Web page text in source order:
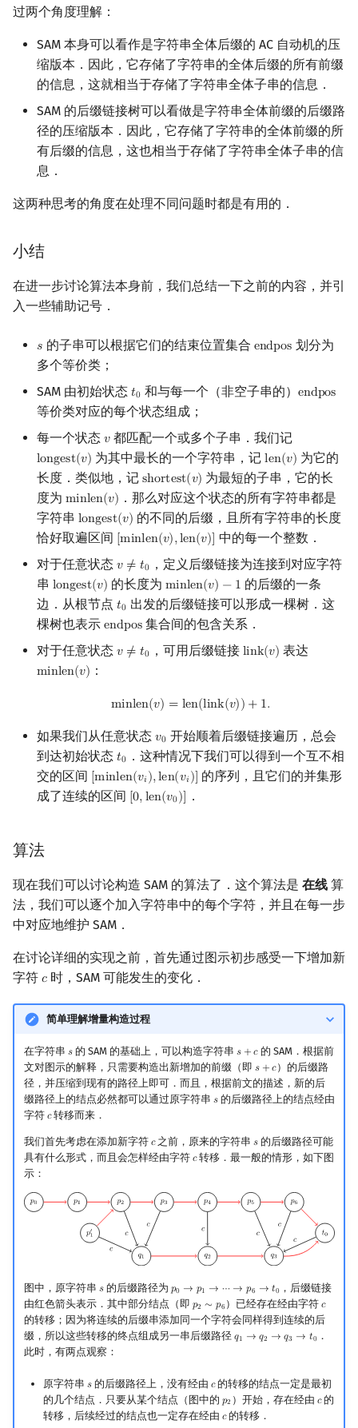
过两个角度理解：
SAM 本身可以看作是字符串全体后缀的 AC 自动机的压
缩版本．因此，它存储了字符串的全体后缀的所有前缀
的信息，这就相当于存储了字符串全体子串的信息．
SAM 的后缀链接树可以看做是字符串全体前缀的后缀路
径的压缩版本．因此，它存储了字符串的全体前缀的所
有后缀的信息，这也相当于存储了字符串全体子串的信
息．
这两种思考的角度在处理不同问题时都是有用的．
小结
在进一步讨论算法本身前，我们总结一下之前的内容，并引
入一些辅助记号．
𝑠
s 的子串可以根据它们的结束位置集合 endpos
endpos划分为
多个等价类；
SAM 由初始状态 𝑡0
t0 和与每一个（非空子串的） endpos
endpos
等价类对应的每个状态组成；
每一个状态 𝑣
v都匹配一个或多个子串．我们记
longest(𝑣)
longest(v) 为其中最长的一个字符串，记len(𝑣)
len(v) 为它的
长度．类似地，记 shortest(𝑣)
shortest(v) 为最短的子串，它的长
度为 minlen(𝑣)
minlen(v) ．那么对应这个状态的所有字符串都是
字符串 longest(𝑣)
longest(v) 的不同的后缀，且所有字符串的长度
恰好取遍区间 [minlen(𝑣),len(𝑣)]
[minlen(v),len(v)] 中的每一个整数．
对于任意状态 𝑣 ≠ 𝑡0
v ≠t0
，定义后缀链接为连接到对应字符
串 longest(𝑣)
longest(v) 的长度为minlen(𝑣) − 1
minlen(v) −1
的后缀的一条
边．从根节点 𝑡0
t0 出发的后缀链接可以形成一棵树．这
棵树也表示 endpos
endpos集合间的包含关系．
对于任意状态 𝑣 ≠ 𝑡0
v ≠t0 ，可用后缀链接 link(𝑣)
link(v) 表达
minlen(𝑣)
minlen(v) ：
minlen(𝑣) = len(link(𝑣)) + 1.
minlen( v)=len(link(v)) +1.
如果我们从任意状态 𝑣0
v0 开始顺着后缀链接遍历，总会
到达初始状态 𝑡0
t0 ．这种情况下我们可以得到一个互不相
交的区间 [minlen(𝑣𝑖),len(𝑣𝑖)]
[minlen(vi),len(vi)] 的序列，且它们的并集形
成了连续的区间 [0,len(𝑣0)]
[0, len(v0)] ．
算法
现在我们可以讨论构造 SAM 的算法了．这个算法是 在线 算
法，我们可以逐个加入字符串中的每个字符，并且在每一步
中对应地维护 SAM．
在讨论详细的实现之前，首先通过图示初步感受一下增加新
字符 𝑐
c时，SAM 可能发生的变化．
简单理解增量构造过程
在字符串 𝑠
s的 SAM 的基础上，可以构造字符串 𝑠 +𝑐
s+c
的 SAM．根据前
文对图示的解释，只需要构造出新增加的前缀（即 𝑠 +𝑐
s+c
）的后缀路
径，并压缩到现有的路径上即可．而且，根据前文的描述，新的后
缀路径上的结点必然都可以通过原字符串 𝑠
s的后缀路径上的结点经由
字符 𝑐
c转移而来．
我们首先考虑在添加新字符 𝑐
c之前，原来的字符串𝑠
s 的后缀路径可能
具有什么形式，而且会怎样经由字符 𝑐
c转移．最一般的情形，如下图
示：
图中，原字符串 𝑠
s的后缀路径为 𝑝0 → 𝑝1 → ⋯ → 𝑝6 → 𝑡0
p0 →p1→⋯→ p6 →t 0
，后缀链接
由红色箭头表示．其中部分结点（即 𝑝2 ∼ 𝑝6
p2 ∼p6 ）已经存在经由字符 𝑐
c
的转移；因为将连续的后缀串添加同一个字符会同样得到连续的后
缀，所以这些转移的终点组成另一串后缀路径 𝑞1 → 𝑞2 → 𝑞3 → 𝑡0
q1 →q2→q 3→ t0
．
此时，有两点观察：
原字符串 𝑠
s的后缀路径上，没有经由 𝑐
c的转移的结点一定是最初
的几个结点．只要从某个结点（图中的 𝑝2
p2 ）开始，存在经由 𝑐
c的
转移，后续经过的结点也一定存在经由 𝑐
c的转移．